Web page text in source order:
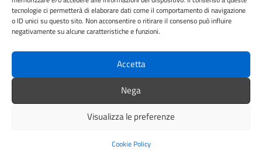
tecnologie ci permetterà di elaborare dati come il comportamento di navigazione
o ID unici su questo sito. Non acconsentire o ritirare il consenso può influire
negativamente su alcune caratteristiche e funzioni.
Accetta
Nega
Visualizza le preferenze
Cookie Policy
Informativa privacy
Note legali
Cookie Policy (UE)
Pubblicità legale
Piano di miglioramento del sito
Credits